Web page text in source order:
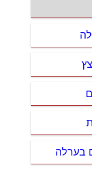
בערלה